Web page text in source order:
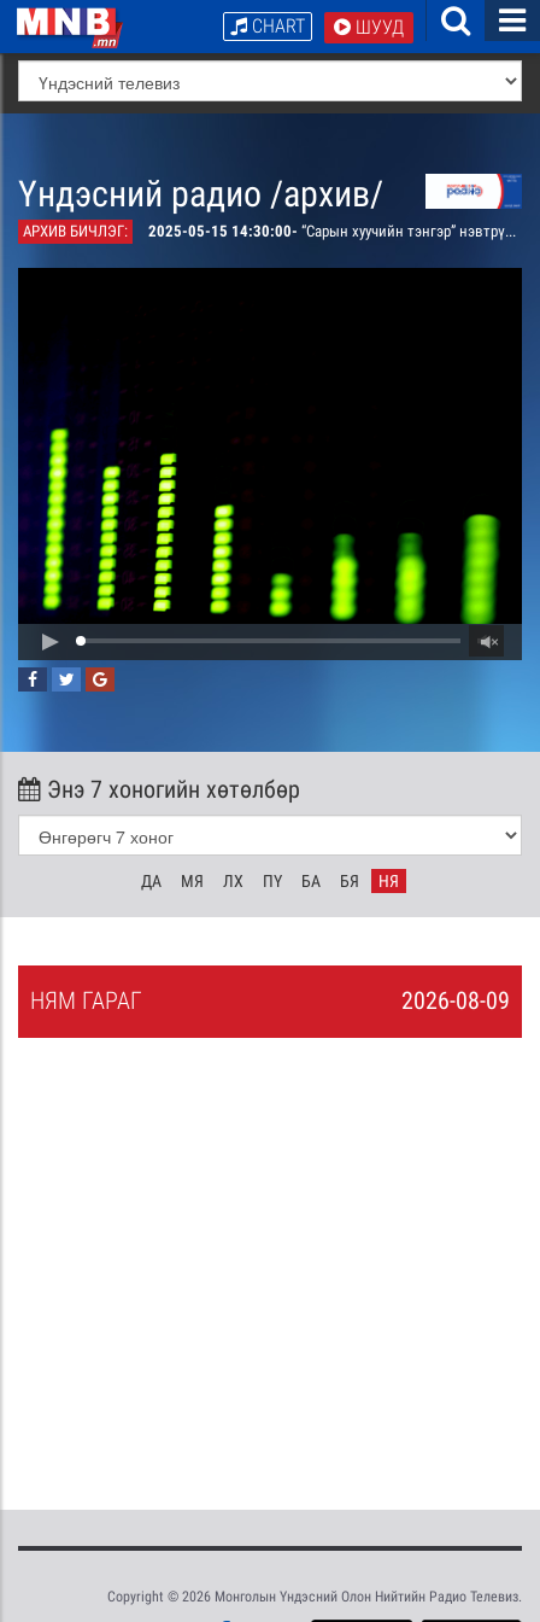
ШУУД
CHART
Үндэсний радио /архив/
АРХИВ БИЧЛЭГ: 2025-05-15 14:30:00- “Сарын хуучийн тэнгэр” нэвтрүүлэг. 5-р сарын тэнгэр, цаг агаарын шинж төлвийг дуудна. /давтана/
Энэ 7 хоногийн хөтөлбөр
ДА МЯ ЛХ ПҮ БА БЯ НЯ
2026-08-09
НЯМ ГАРАГ
Copyright © 2026 Монголын Үндэсний Олон Нийтийн Радио Телевиз.